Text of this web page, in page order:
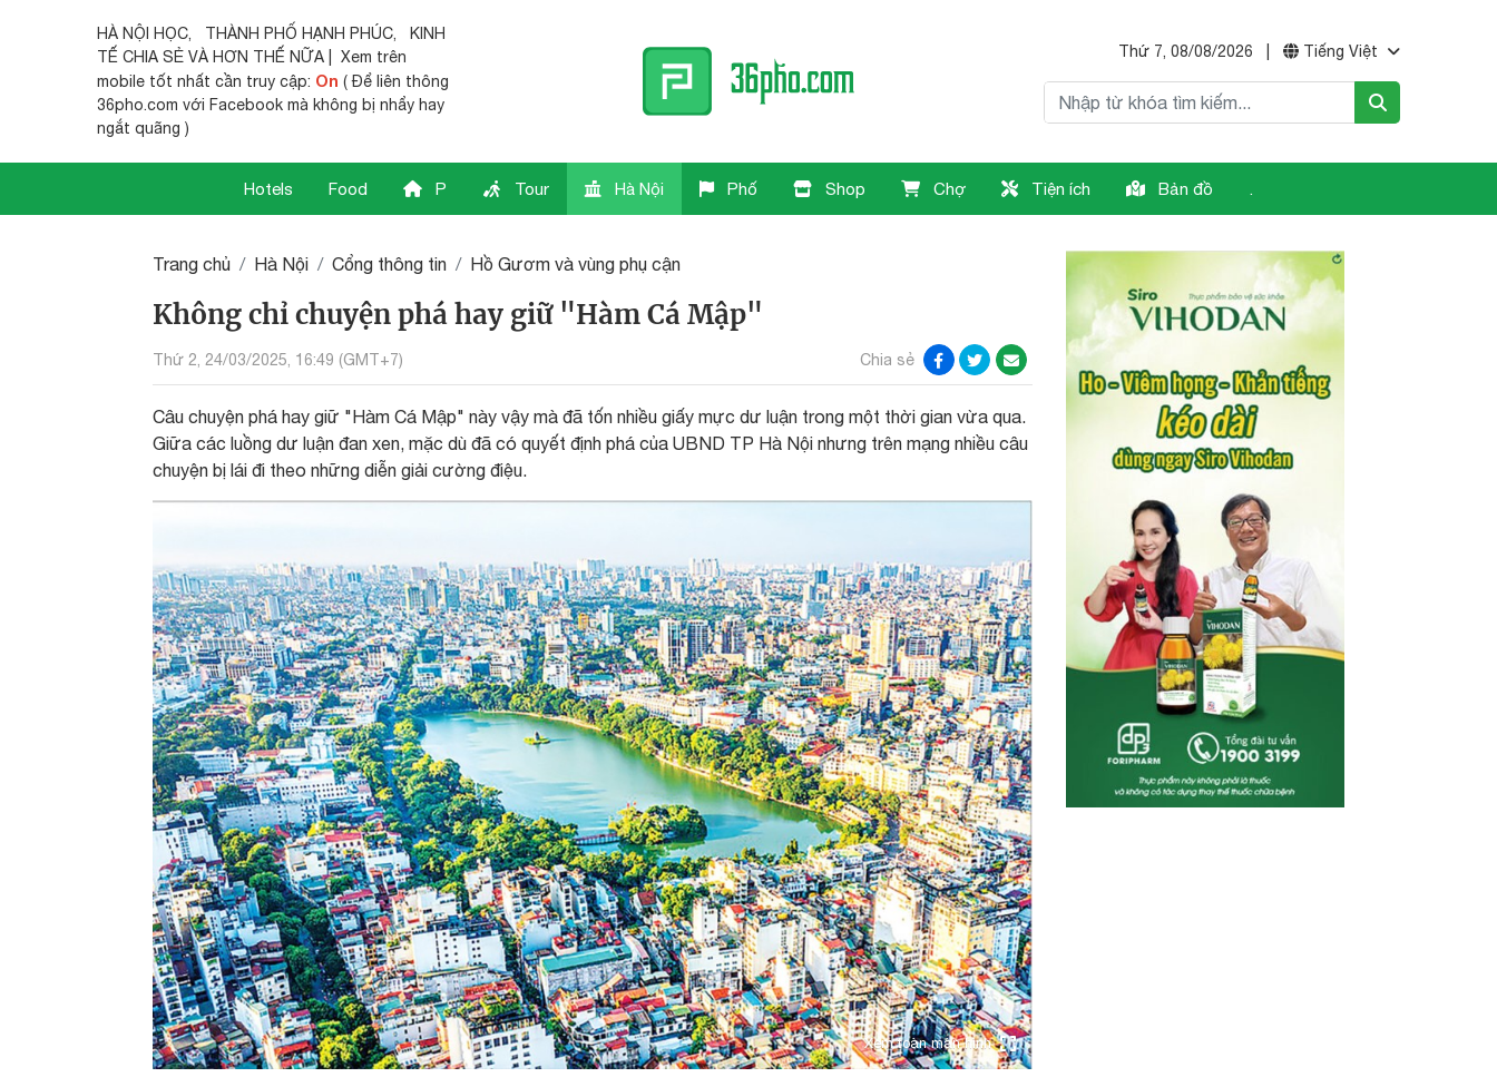
HÀ NỘI HỌC, THÀNH PHỐ HẠNH PHÚC,
KINH
TẾ CHIA SẺ VÀ HƠN THẾ NỮA | Xem trên
mobile tốt nhất cần truy cập: On ( Để liên thông
36pho.com với Facebook mà không bị nhẩy hay
ngắt quãng )
Thứ 7, 08/08/2026 Tiếng Việt
Hotels Food P Tour Hà Nội Phố Shop Chợ Tiện ích Bản đồ .
Trang chủ Hà Nội Cổng thông tin Hồ Gươm và vùng phụ cận
Không chỉ chuyện phá hay giữ "Hàm Cá Mập"
Thứ 2, 24/03/2025, 16:49 (GMT+7) Chia sẻ
Câu chuyện phá hay giữ "Hàm Cá Mập" này vậy mà đã tốn nhiều giấy mực dư luận trong một thời gian vừa qua.
Giữa các luồng dư luận đan xen, mặc dù đã có quyết định phá của UBND TP Hà Nội nhưng trên mạng nhiều câu
chuyện bị lái đi theo những diễn giải cường điệu.
Xem toàn màn hình